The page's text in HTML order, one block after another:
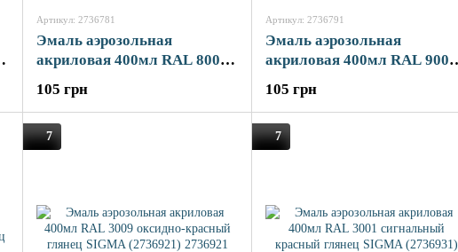
Артикул: 2736781
Эмаль аэрозольная
акриловая 400мл RAL 8008
(2736781)
105 грн
Артикул: 2736791
Эмаль аэрозольная
акриловая 400мл RAL 9002
(2736791)
105 грн
7 7